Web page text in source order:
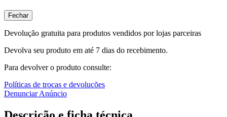
Fechar
Devolução gratuita para produtos vendidos por lojas parceiras
Devolva seu produto em até 7 dias do recebimento.
Para devolver o produto consulte:
Políticas de trocas e devoluções
Denunciar Anúncio